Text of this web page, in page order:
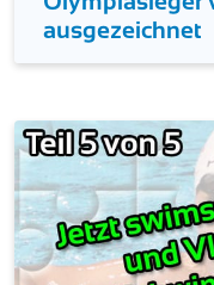
ausgezeichnet